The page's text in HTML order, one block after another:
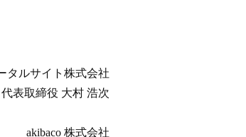
タルサイト株式会社
代表取締役 大村 浩次
akibaco 株式会社